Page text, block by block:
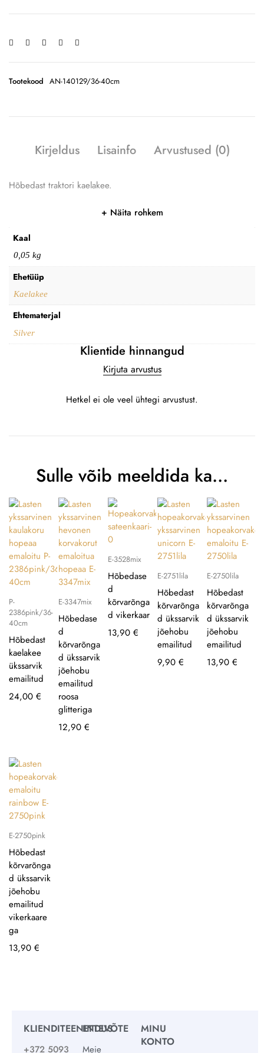
Tootekood AN-140129/36-40cm
Kirjeldus Lisainfo Arvustused (0)
Hõbedast traktori kaelakee.
Näita rohkem
Kaal
0,05 kg
Ehetüüp
Kaelakee
Ehtematerjal
Silver
Klientide hinnangud
Kirjuta arvustus
Hetkel ei ole veel ühtegi arvustust.
Sulle võib meeldida ka…
P-
2386pink/36-
40cm
Hõbedast
kaelakee
ükssarvik
emailitud
24,00 €
E-3347mix
Hõbedase
d
kõrvarõnga
d ükssarvik
jõehobu
emailitud
roosa
glitteriga
12,90 €
E-3528mix
Hõbedase
d
kõrvarõnga
d vikerkaar
13,90 €
E-2751lila
Hõbedast
kõrvarõnga
d ükssarvik
jõehobu
emailitud
9,90 €
E-2750lila
Hõbedast
kõrvarõnga
d ükssarvik
jõehobu
emailitud
13,90 €
E-2750pink
Hõbedast
kõrvarõnga
d ükssarvik
jõehobu
emailitud
vikerkaare
ga
13,90 €
KLIENDITEENINDUS
+372 5093
ETTEVÕTE
Meie
MINU
KONTO